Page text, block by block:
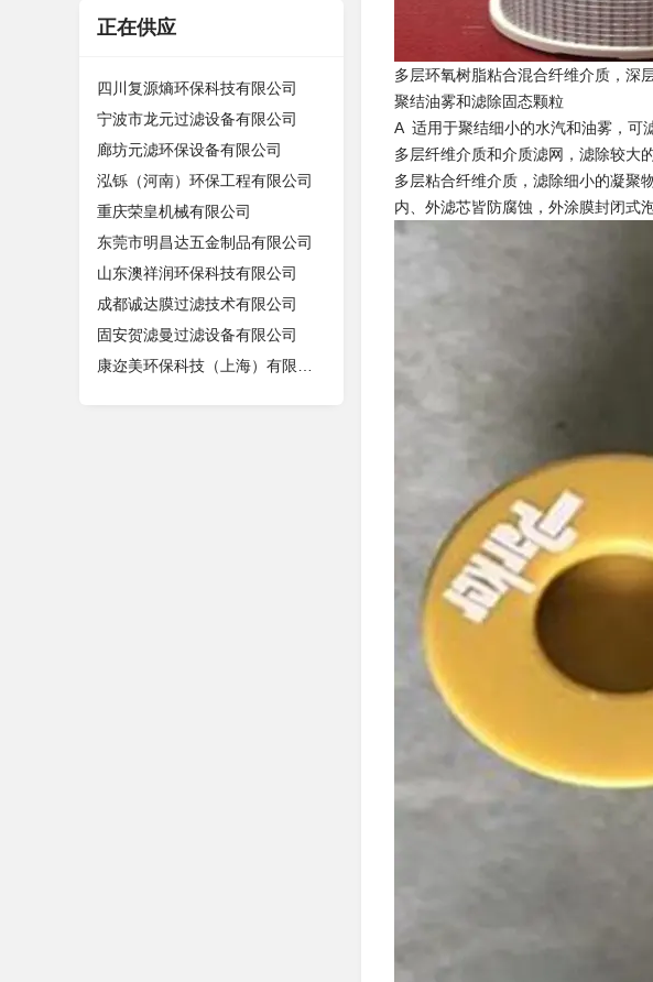
正在供应
四川复源熵环保科技有限公司
宁波市龙元过滤设备有限公司
廊坊元滤环保设备有限公司
泓铄（河南）环保工程有限公司
重庆荣皇机械有限公司
东莞市明昌达五金制品有限公司
山东澳祥润环保科技有限公司
成都诚达膜过滤技术有限公司
固安贺滤曼过滤设备有限公司
多层环氧树脂粘合混合纤维介质，深
聚结油雾和滤除固态颗粒
A 适用于聚结细小的水汽和油雾，可
多层纤维介质和介质滤网，滤除较大
多层粘合纤维介质，滤除细小的凝聚
内、外滤芯皆防腐蚀，外涂膜封闭式